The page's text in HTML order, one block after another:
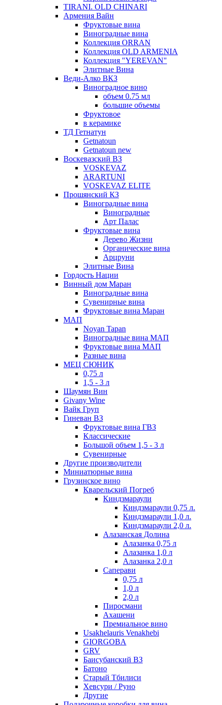
TIRANI. OLD CHINARI
Армения Вайн
Фруктовые вина
Виноградные вина
Коллекция ORRAN
Коллекция OLD ARMENIA
Коллекция "YEREVAN"
Элитные Вина
Веди-Алко ВКЗ
Виноградное вино
объем 0.75 мл
большие объемы
Фруктовое
в керамике
ТД Гетнатун
Getnatoun
Getnatoun new
Воскевазский ВЗ
VOSKEVAZ
ARARTUNI
VOSKEVAZ ELITE
Прошянский КЗ
Виноградные вина
Виноградные
Арт Палас
Фруктовые вина
Дерево Жизни
Органические вина
Арцруни
Элитные Вина
Гордость Нации
Винный дом Маран
Виноградные вина
Сувенирные вина
Фруктовые вина Маран
МАП
Noyan Tapan
Виноградные вина МАП
Фруктовые вина МАП
Разные вина
МЕЦ СЮНИК
0,75 л
1,5 - 3 л
Шаумян Вин
Givany Wine
Вайк Груп
Гиневан ВЗ
Фруктовые вина ГВЗ
Классические
Большой объем 1,5 - 3 л
Сувенирные
Другие производители
Миниатюрные вина
Грузинское вино
Кварельский Погреб
Киндзмараули
Киндзмараули 0,75 л.
Киндзмараули 1,0 л.
Киндзмараули 2,0 л.
Алазанская Долина
Алазанка 0,75 л
Алазанка 1,0 л
Алазанка 2,0 л
Саперави
0,75 л
1,0 л
2,0 л
Пиросмани
Ахашени
Премиальное вино
Usakhelauris Venakhebi
GIORGOBA
GRV
Баисубанский ВЗ
Батоно
Старый Тбилиси
Хевсури / Руно
Другие